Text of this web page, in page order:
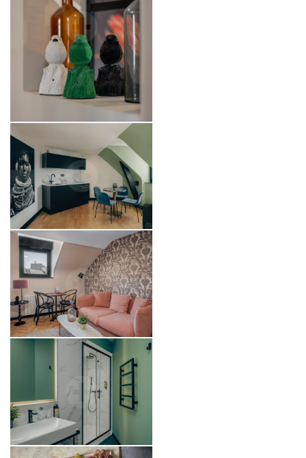
Contattare il servizio